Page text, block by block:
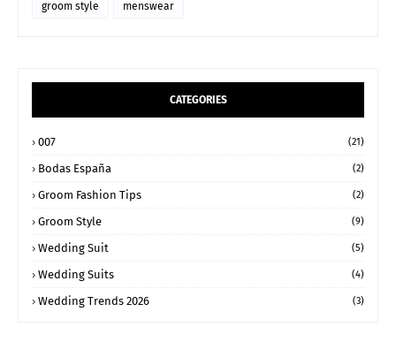
groom style menswear
CATEGORIES
007 (21)
Bodas España (2)
Groom Fashion Tips (2)
Groom Style (9)
Wedding Suit (5)
Wedding Suits (4)
Wedding Trends 2026 (3)